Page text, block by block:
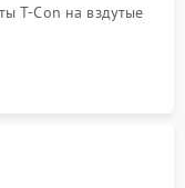
T-Con на вздутые
шлейфов.